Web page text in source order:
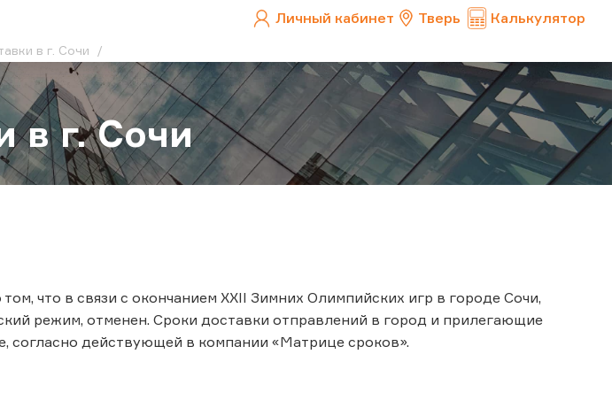
Личный кабинет Тверь Калькулятор
в г. Сочи
в г. Сочи
что в связи с окончанием XXII Зимних Олимпийских игр в городе Сочи,
режим, отменен. Сроки доставки отправлений в город и прилегающие
действующей в компании «Матрице сроков».